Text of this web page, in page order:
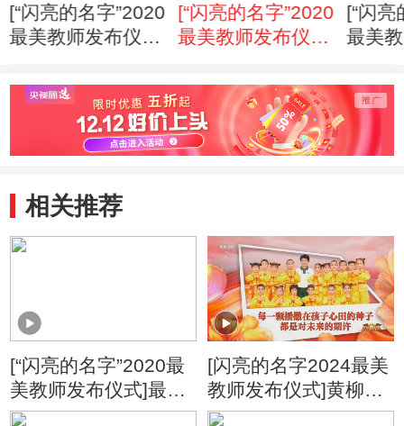
[“闪亮的名字”2020
最美教师发布仪
一天》
[“闪亮的名字”2020
最美教师发布仪
照亮特殊群体的前
行之路
[“闪亮
最美
职业
学生
相关推荐
[“闪亮的名字”2020最
美教师发布仪式]最美
团队：凉山助梦成就
[闪亮的名字2024最美
教师发布仪式]黄柳
平：每一颗播撒在孩